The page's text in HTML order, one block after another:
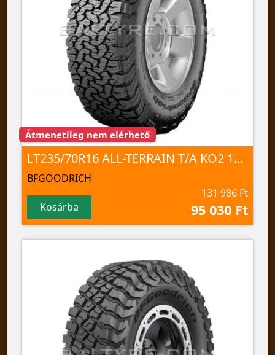
Átmenetileg nem elérhető
LT235/70R16 ALL-TERRAIN T/A KO2 104/101S TL
BFGOODRICH
Kosárba
131 986 Ft
95 030 Ft